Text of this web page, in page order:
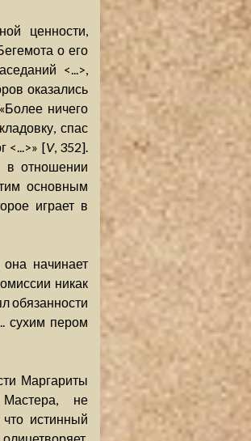
ценности,
о его
<...>,
оказались
ничего
спас
<...>» [V, 352].
в отношении
основным
играет в
начинает
никак
обязанности
сухим пером
Маргариты
не
истинный